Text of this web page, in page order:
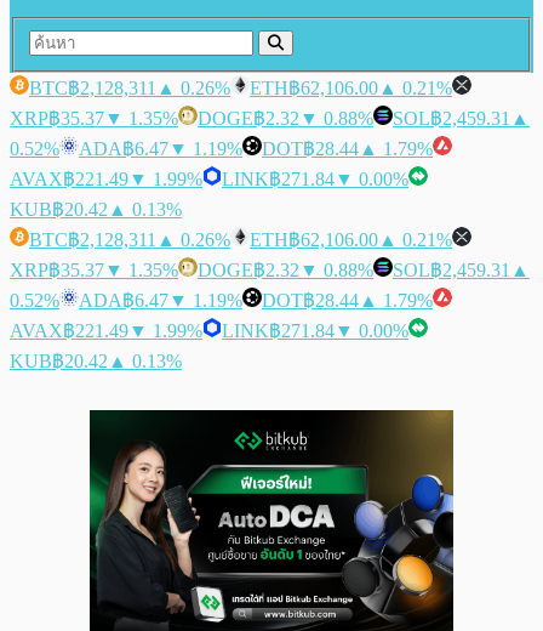
BTC฿2,128,311 ▲ 0.26% ETH฿62,106.00 ▲ 0.21%
XRP฿35.37▼ 1.35% DOGE฿2.32 ▼ 0.88% SOL฿2,459.31 ▲
0.52%
ADA฿6.47▼ 1.19% DOT฿28.44 ▲ 1.79%
AVAX฿221.49▼ 1.99% LINK฿271.84▼ 0.00%
KUB฿20.42 ▲ 0.13%
BTC฿2,128,311 ▲ 0.26% ETH฿62,106.00 ▲ 0.21%
XRP฿35.37▼ 1.35% DOGE฿2.32 ▼ 0.88% SOL฿2,459.31 ▲
0.52%
ADA฿6.47▼ 1.19% DOT฿28.44 ▲ 1.79%
AVAX฿221.49▼ 1.99% LINK฿271.84▼ 0.00%
KUB฿20.42 ▲ 0.13%